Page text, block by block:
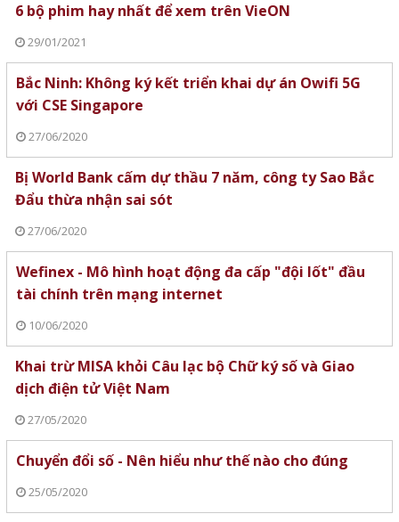
6 bộ phim hay nhất để xem trên VieON
29/01/2021
Bắc Ninh: Không ký kết triển khai dự án Owifi 5G
với CSE Singapore
27/06/2020
Bị World Bank cấm dự thầu 7 năm, công ty Sao Bắc
Đẩu thừa nhận sai sót
27/06/2020
Wefinex - Mô hình hoạt động đa cấp "đội lốt" đầu
tài chính trên mạng internet
10/06/2020
Khai trừ MISA khỏi Câu lạc bộ Chữ ký số và Giao
dịch điện tử Việt Nam
27/05/2020
Chuyển đổi số - Nên hiểu như thế nào cho đúng
25/05/2020